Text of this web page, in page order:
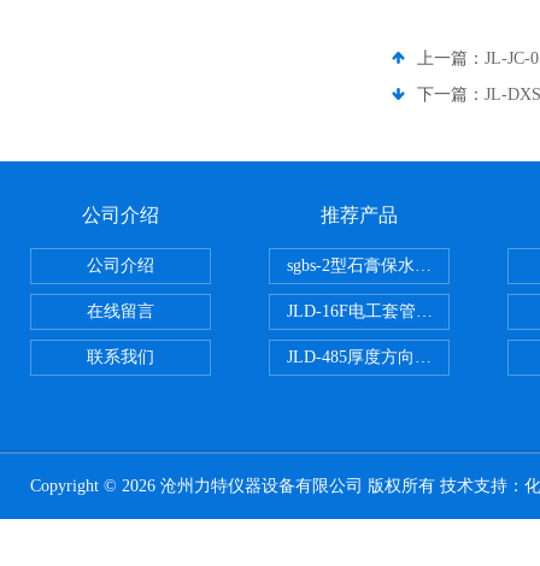
上一篇： JL-JC-
下一篇： JL-
公司介绍
公司介绍
在线留言
联系我们
推荐产品
sgbs-2型石膏保水率测定仪粉刷
JLD-16F电工套管恒温水浴管材
JLD-485厚度方向性钢板拉伸试验
Copyright © 2026 沧州力特仪器设备有限公司 版权所有 技术支持：